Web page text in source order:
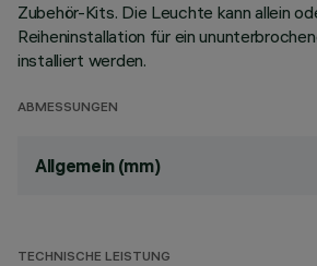
Zubehör-Kits. Die Leuchte kann allein
Reiheninstallation für ein
installiert werden.
ABMESSUNGEN
Allgemein (mm)
TECHNISCHE LEISTUNG